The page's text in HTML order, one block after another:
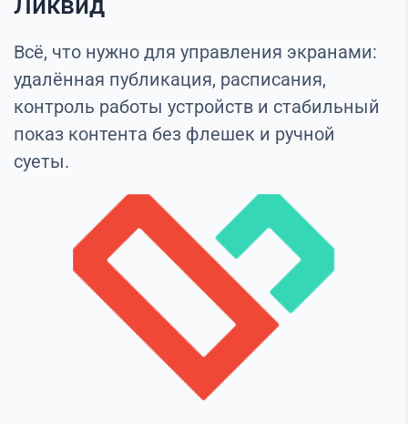
Всё, что нужно для управления экранами:
удалённая публикация, расписания,
контроль работы устройств и стабильный
показ контента без флешек и ручной
суеты.